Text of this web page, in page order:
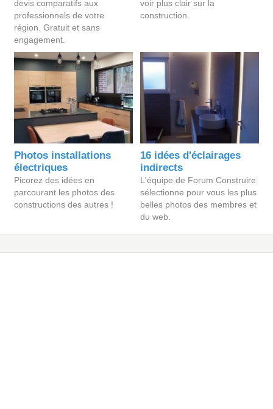
devis comparatifs aux
professionnels de votre
région. Gratuit et sans
engagement.
voir plus clair sur la
construction.
Photos installations
électriques
Picorez des idées en
parcourant les photos des
constructions des autres !
16 idées d'éclairages
indirects
L'équipe de Forum Construire
sélectionne pour vous les plus
belles photos des membres et
du web.